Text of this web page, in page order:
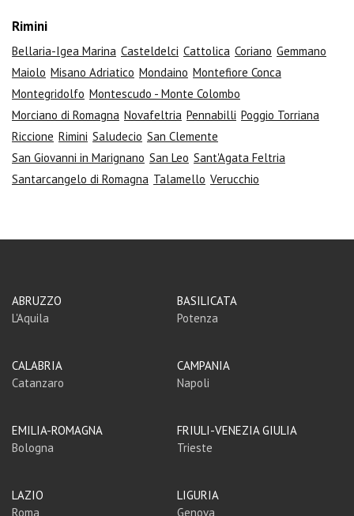
Rimini
Bellaria-Igea Marina Casteldelci Cattolica Coriano Gemmano
Maiolo Misano Adriatico Mondaino Montefiore Conca
Montegridolfo Montescudo - Monte Colombo
Morciano di Romagna Novafeltria Pennabilli Poggio Torriana
Riccione Rimini Saludecio San Clemente
San Giovanni in Marignano San Leo Sant'Agata Feltria
Santarcangelo di Romagna Talamello Verucchio
ABRUZZO
L'Aquila
BASILICATA
Potenza
CALABRIA
Catanzaro
CAMPANIA
Napoli
EMILIA-ROMAGNA
Bologna
FRIULI-VENEZIA GIULIA
Trieste
LAZIO
Roma
LIGURIA
Genova